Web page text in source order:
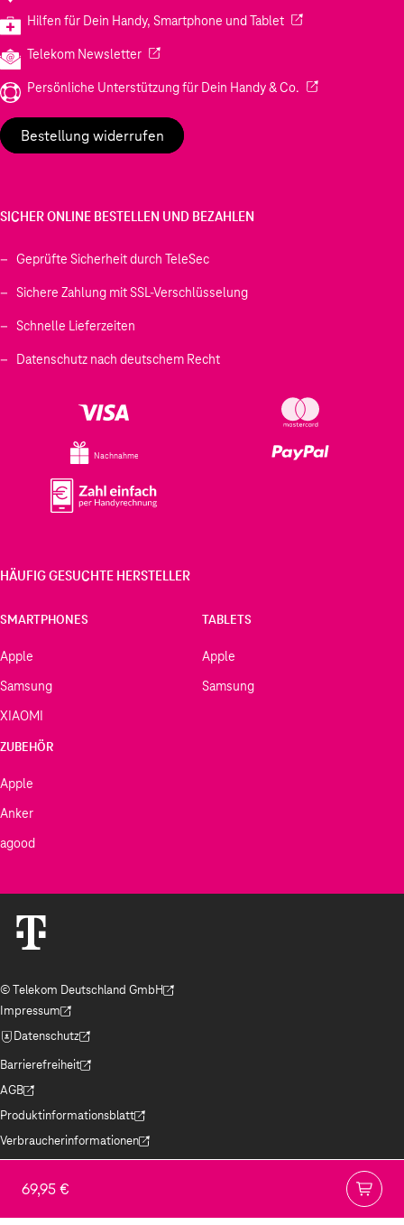
69,95 €
Hilfen für Dein Handy, Smartphone und Tablet(Wird in einem
Telekom Newsletter(Wird in einem neuen Tab geöffnet)
Persönliche Unterstützung für Dein Handy & Co. (Wird in einem
Bestellung widerrufen
SICHER ONLINE BESTELLEN UND BEZAHLEN
Geprüfte Sicherheit durch TeleSec
Sichere Zahlung mit SSL-Verschlüsselung
Schnelle Lieferzeiten
Datenschutz nach deutschem Recht
Nachnahme
HÄUFIG GESUCHTE HERSTELLER
SMARTPHONES
Apple
Samsung
XIAOMI
TABLETS
Apple
Samsung
ZUBEHÖR
Apple
Anker
agood
© Telekom Deutschland GmbH
(Der Link wird in einem neuen Tab geöffnet)
Impressum
(Der Link wird in einem neuen Tab geöffnet)
Datenschutz
(Der Link wird in einem neuen Tab geöffnet)
Barrierefreiheit
(Der Link wird in einem neuen Tab geöffnet)
AGB
(Der Link wird in einem neuen Tab geöffnet)
Produktinformationsblatt
(Der Link wird in einem neuen Tab geöffnet)
Verbraucherinformationen
(Der Link wird in einem neuen Tab geöffnet)
Hinweise ElektroG/BattG
(Der Link wird in einem neuen Tab geöffnet)